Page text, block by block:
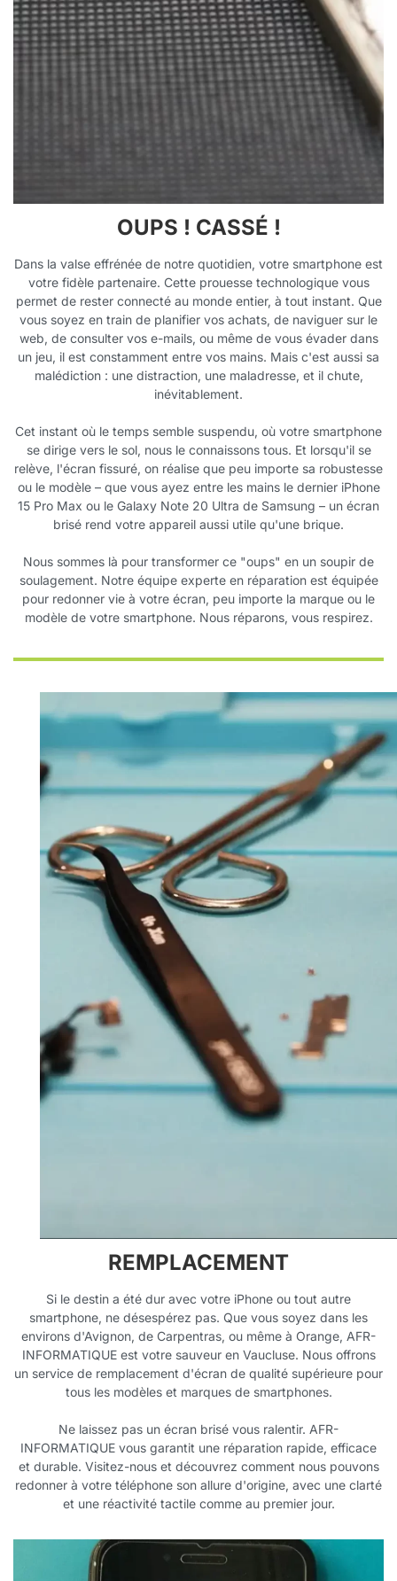
OUPS ! CASSÉ !
Dans la valse effrénée de notre quotidien, votre smartphone est
votre fidèle partenaire. Cette prouesse technologique vous
permet de rester connecté au monde entier, à tout instant. Que
vous soyez en train de planifier vos achats, de naviguer sur le
web, de consulter vos e-mails, ou même de vous évader dans
un jeu, il est constamment entre vos mains. Mais c'est aussi sa
malédiction : une distraction, une maladresse, et il chute,
inévitablement.
Cet instant où le temps semble suspendu, où votre smartphone
se dirige vers le sol, nous le connaissons tous. Et lorsqu'il se
relève, l'écran fissuré, on réalise que peu importe sa robustesse
ou le modèle – que vous ayez entre les mains le dernier iPhone
15 Pro Max ou le Galaxy Note 20 Ultra de Samsung – un écran
brisé rend votre appareil aussi utile qu'une brique.
Nous sommes là pour transformer ce "oups" en un soupir de
soulagement. Notre équipe experte en réparation est équipée
pour redonner vie à votre écran, peu importe la marque ou le
modèle de votre smartphone. Nous réparons, vous respirez.
REMPLACEMENT
Si le destin a été dur avec votre iPhone ou tout autre
smartphone, ne désespérez pas. Que vous soyez dans les
environs d'Avignon, de Carpentras, ou même à Orange, AFR-
INFORMATIQUE est votre sauveur en Vaucluse. Nous offrons
un service de remplacement d'écran de qualité supérieure pour
tous les modèles et marques de smartphones.
Ne laissez pas un écran brisé vous ralentir. AFR-
INFORMATIQUE vous garantit une réparation rapide, efficace
et durable. Visitez-nous et découvrez comment nous pouvons
redonner à votre téléphone son allure d'origine, avec une clarté
et une réactivité tactile comme au premier jour.